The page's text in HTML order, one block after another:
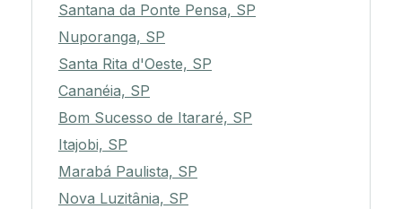
Santana da Ponte Pensa, SP
Nuporanga, SP
Santa Rita d'Oeste, SP
Cananéia, SP
Bom Sucesso de Itararé, SP
Itajobi, SP
Marabá Paulista, SP
Nova Luzitânia, SP